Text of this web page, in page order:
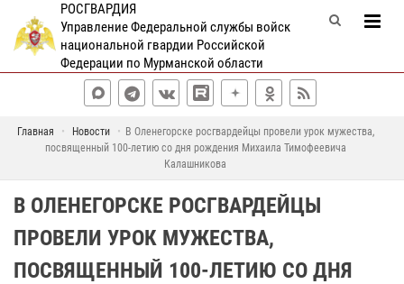
РОСГВАРДИЯ
Управление Федеральной службы войск
национальной гвардии Российской
Федерации по Мурманской области
Главная Новости
В Оленегорске росгвардейцы провели урок мужества,
посвященный 100-летию со дня рождения Михаила Тимофеевича
Калашникова
В ОЛЕНЕГОРСКЕ РОСГВАРДЕЙЦЫ
ПРОВЕЛИ УРОК МУЖЕСТВА,
ПОСВЯЩЕННЫЙ 100-ЛЕТИЮ СО ДНЯ